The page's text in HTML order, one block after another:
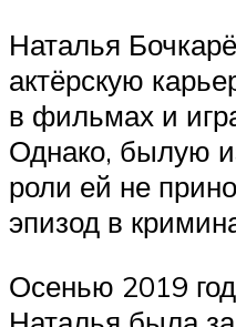
Наталья
актёрскую
в фильмах и
Однако, былую
роли ей не
эпизод в
Осенью 2019